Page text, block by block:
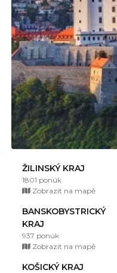
ŽILINSKÝ KRAJ
1801 ponúk
Zobrazit na mapě
BANSKOBYSTRICKÝ
KRAJ
937 ponúk
Zobrazit na mapě
KOŠICKÝ KRAJ